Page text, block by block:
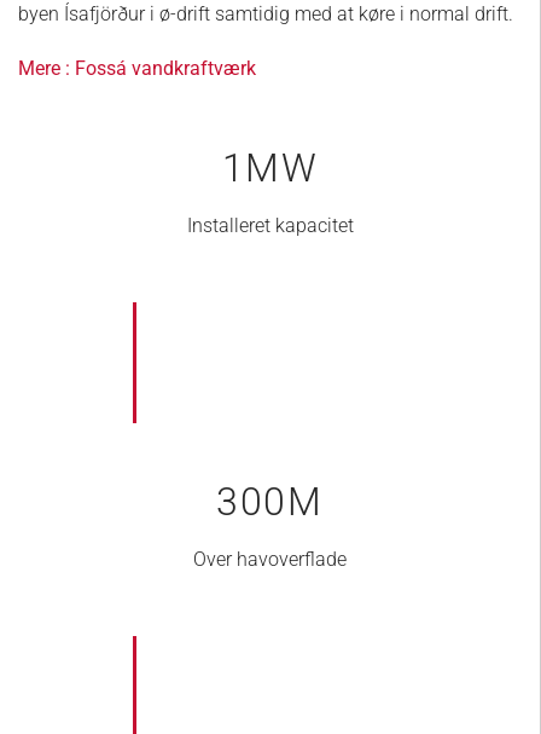
byen Ísafjörður i ø-drift samtidig med at køre i normal drift.
Mere : Fossá vandkraftværk
1 MW
Installeret kapacitet
300M
Over havoverflade